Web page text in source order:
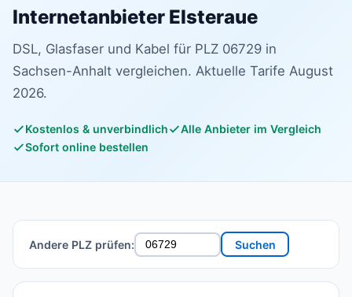
Internetanbieter Elsteraue
DSL, Glasfaser und Kabel für PLZ 06729 in
Sachsen-Anhalt vergleichen. Aktuelle Tarife August
2026.
Kostenlos & unverbindlich
Alle Anbieter im Vergleich
Sofort online bestellen
Andere PLZ prüfen: Suchen